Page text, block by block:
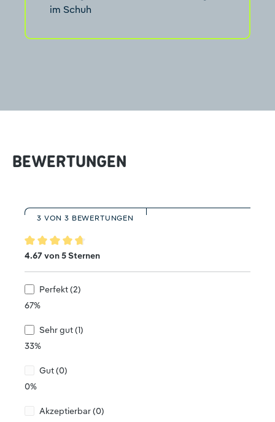
im Schuh
BEWERTUNGEN
3 VON 3 BEWERTUNGEN
Durchschnittliche Bewertung von 4.6 von 5 Sternen
4.67 von 5 Sternen
Perfekt (2)
67%
Sehr gut (1)
33%
Gut (0)
0%
Akzeptierbar (0)